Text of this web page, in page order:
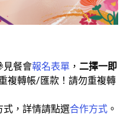
見餐會報名表單 ， 二擇一即
複轉帳/匯款！請勿重複轉
式，詳情請點選合作方式 。